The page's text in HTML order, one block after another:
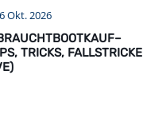
Okt. 2026
TRICKS, FALLSTRICKE